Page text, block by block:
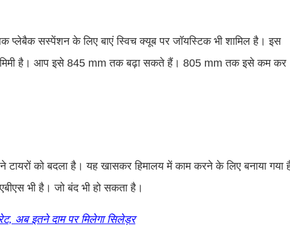
प्लेबैक सस्पेंशन के लिए बाएं स्विच क्यूब पर जॉयस्टिक भी शामिल है। इस
मिमी है। आप इसे 845 mm तक बढ़ा सकते हैं। 805 mm तक इसे कम कर
को बदला है। यह खासकर हिमालय में काम करने के लिए बनाया गया
भी है। जो बंद भी हो सकता है।
इतने दाम पर मिलेगा सिलेड़र